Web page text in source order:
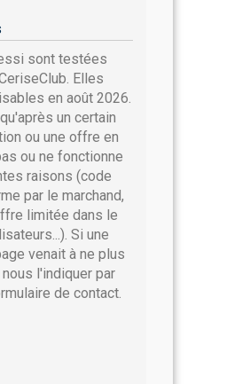
sont testées
Elles
en août 2026.
un certain
ou une offre en
ou ne fonctionne
raisons (code
par le marchand,
limitée dans le
Si une
venait à ne plus
l'indiquer par
de contact.